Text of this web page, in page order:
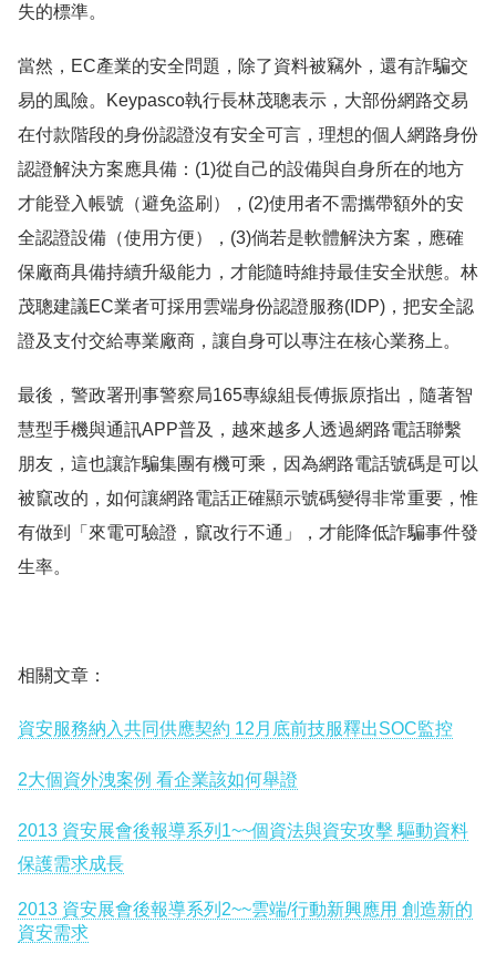
失的標準。
當然，EC產業的安全問題，除了資料被竊外，還有詐騙交
易的風險。Keypasco執行長林茂聰表示，大部份網路交易
在付款階段的身份認證沒有安全可言，理想的個人網路身份
認證解決方案應具備：(1)從自己的設備與自身所在的地方
才能登入帳號（避免盜刷），(2)使用者不需攜帶額外的安
全認證設備（使用方便），(3)倘若是軟體解決方案，應確
保廠商具備持續升級能力，才能隨時維持最佳安全狀態。林
茂聰建議EC業者可採用雲端身份認證服務(IDP)，把安全認
證及支付交給專業廠商，讓自身可以專注在核心業務上。
最後，警政署刑事警察局165專線組長傅振原指出，隨著智
慧型手機與通訊APP普及，越來越多人透過網路電話聯繫
朋友，這也讓詐騙集團有機可乘，因為網路電話號碼是可以
被竄改的，如何讓網路電話正確顯示號碼變得非常重要，惟
有做到「來電可驗證，竄改行不通」，才能降低詐騙事件發
生率。
相關文章：
資安服務納入共同供應契約 12月底前技服釋出SOC監控
2大個資外洩案例 看企業該如何舉證
2013 資安展會後報導系列1~~個資法與資安攻擊 驅動資料
保護需求成長
2013 資安展會後報導系列2~~雲端/行動新興應用 創造新的
資安需求